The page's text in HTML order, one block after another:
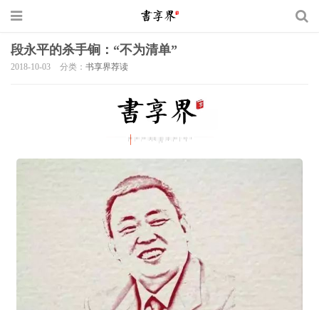
段永平的杀手锏：“不为清单”
2018-10-03 分类： 书享界荐读